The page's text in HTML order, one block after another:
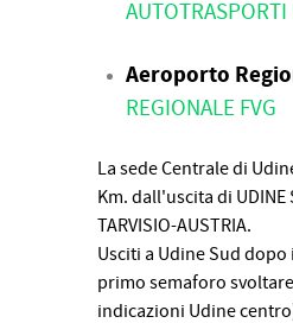
AUTOTRASPORTI
Aeroporto
REGIONALE FVG
La sede Centrale di
Km. dall'uscita di UDINE
TARVISIO-AUSTRIA.
Usciti a Udine Sud
primo semaforo
indicazioni Udine